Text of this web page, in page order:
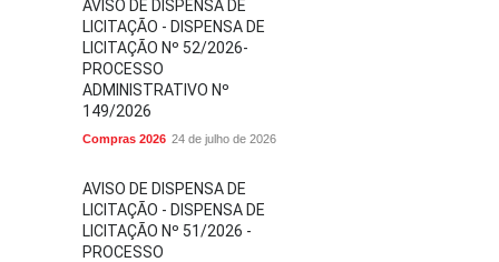
AVISO DE DISPENSA DE
LICITAÇÃO - DISPENSA DE
LICITAÇÃO Nº 52/2026-
PROCESSO
ADMINISTRATIVO Nº
149/2026
Compras 2026 24 de julho de 2026
AVISO DE DISPENSA DE
LICITAÇÃO - DISPENSA DE
LICITAÇÃO Nº 51/2026 -
PROCESSO